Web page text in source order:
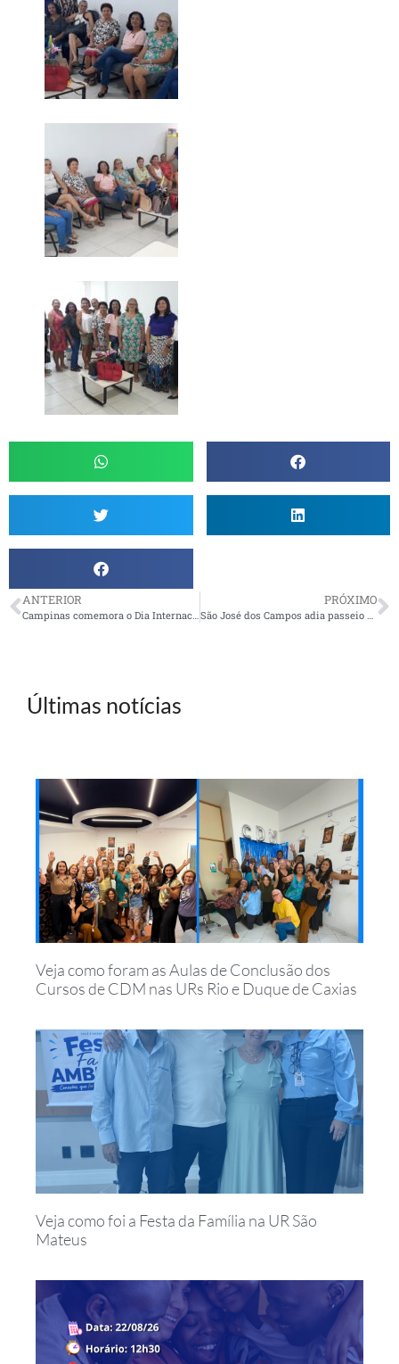
ANTERIOR
Campinas comemora o Dia Internacional da Mulher
PRÓXIMO
São José dos Campos adia passeio à Maranduba
Últimas notícias
Veja como foram as Aulas de Conclusão dos
Cursos de CDM nas URs Rio e Duque de Caxias
Veja como foi a Festa da Família na UR São
Mateus